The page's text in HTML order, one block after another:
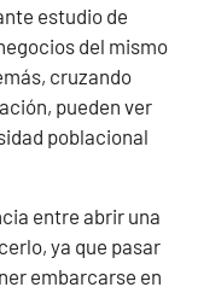
estudio de
del mismo
cruzando
pueden ver
poblacional
entre abrir una
ya que pasar
embarcarse en